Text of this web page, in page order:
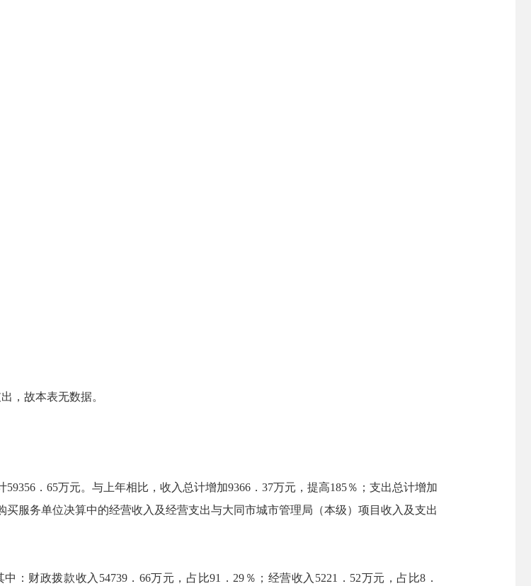
，故本表无数据。
．65万元。与上年相比，收入总计增加9366．37万元，提高185％；支出总计增加
买服务单位决算中的经营收入及经营支出与大同市城市管理局（本级）项目收入及支出
：财政拨款收入54739．66万元，占比91．29％；经营收入5221．52万元，占比8．